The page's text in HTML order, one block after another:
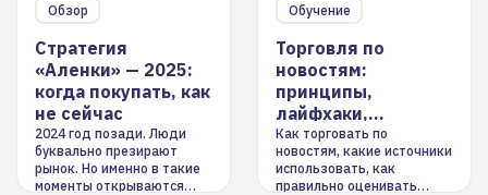
Обзор
Стратегия
«Аленки» — 2025:
когда покупать, как
не сейчас
2024 год позади. Люди
буквально презирают
рынок. Но именно в такие
моменты открываются
Обучение
Торговля по
новостям:
принципы,
лайфхаки,
инструменты
Как торговать по
новостям, какие источники
использовать, как
правильно оценивать